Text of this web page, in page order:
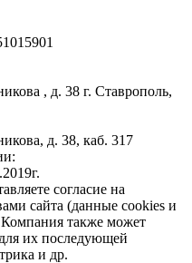
, д. 38 г. Ставрополь,
д. 38, каб. 317
согласие на
сайта (данные cookies и
также может
их последующей
и др.